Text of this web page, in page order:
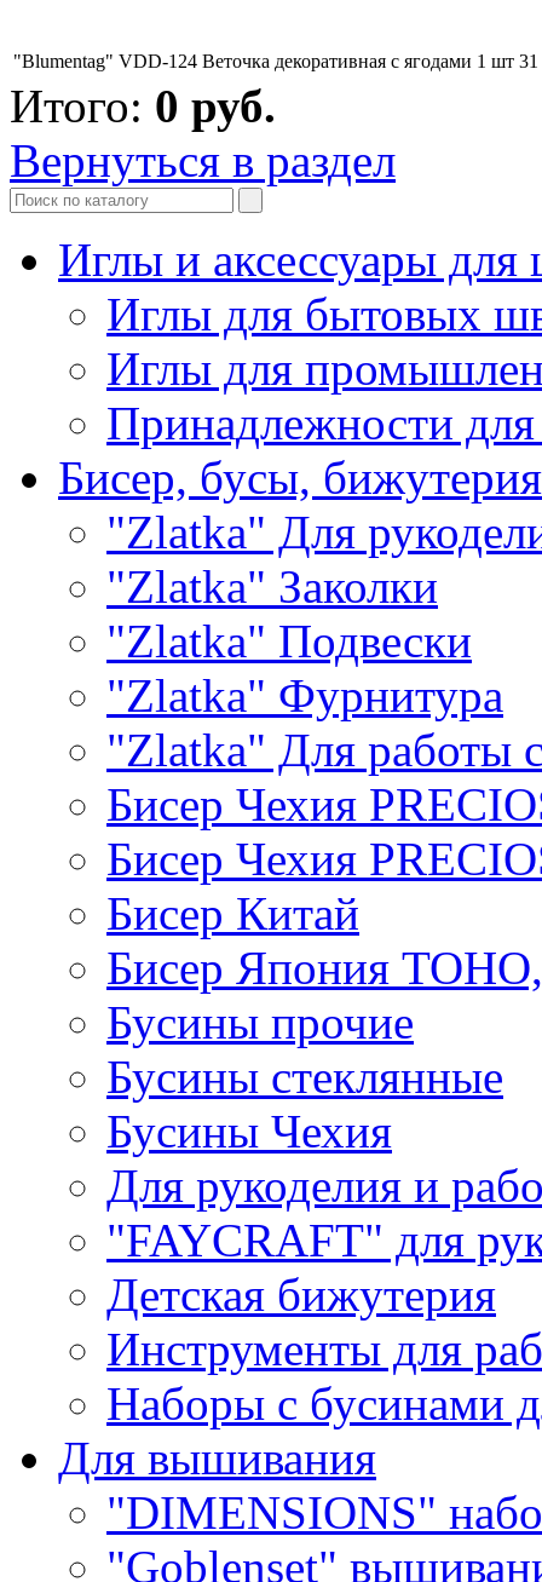
"Blumentag" VDD-124 Веточка декоративная с ягодами 1 шт
Итого: 0 руб.
Вернуться в раздел
Иглы и аксессуары
Иглы для бытовых
Иглы для
Принадлежности
Бисер, бусы, бижутерия
"Zlatka" Для
"Zlatka" Заколки
"Zlatka" Подвески
"Zlatka" Фурнитура
"Zlatka" Для работы
Бисер Чехия
Бисер Чехия
Бисер Китай
Бисер Япония
Бусины прочие
Бусины стеклянные
Бусины Чехия
Для рукоделия и
"FAYCRAFT" для
Детская бижутерия
Инструменты для
Наборы с бусинами
Для вышивания
"DIMENSIONS"
"Goblenset"